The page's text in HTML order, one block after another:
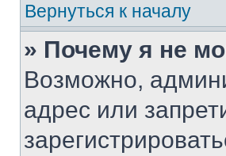
Вернуться к началу
» Почему я не
Возможно,
адрес или